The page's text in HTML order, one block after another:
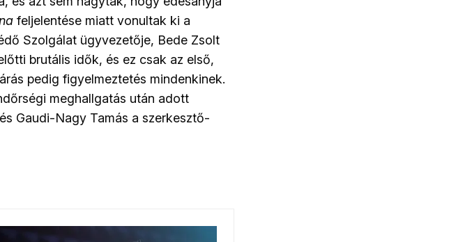
feljelentése miatt vonultak ki a
Szolgálat ügyvezetője, Bede Zsolt
brutális idők, és ez csak az első,
pedig figyelmeztetés mindenkinek.
meghallgatás után adott
Gaudi-Nagy Tamás a szerkesztő-